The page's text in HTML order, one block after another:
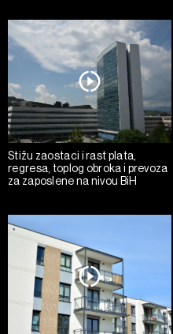
Stižu zaostaci i rast plata,
regresa, toplog obroka i prevoza
za zaposlene na nivou BiH